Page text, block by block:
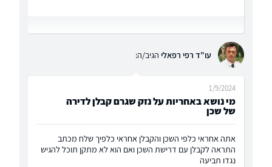
עו"ד רפי רפאלי הגיב/ה:
מי נושא באחריות על נזק שגרם קבלן לדירה
של שכן
1/9/2024
אתה אחראי כלפי השכן והקבלן אחראי כלפיך שלח מכתב
התראה לקבלן עם דרישת השכן ואם הוא לא מתקן תוכל להגיש
נגדו תביעה